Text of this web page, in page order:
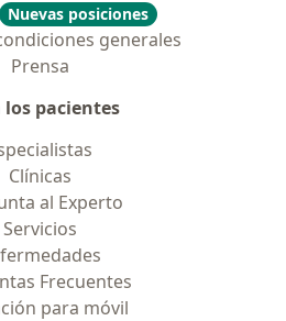
Nuevas posiciones
generales
Prensa
los pacientes
Clínicas
al Experto
Servicios
Frecuentes
para móvil